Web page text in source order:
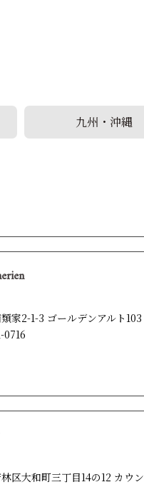
九州・沖縄
家2-1-3 ゴールデンアルト103
0716
区大和町三丁目14の12 カウ